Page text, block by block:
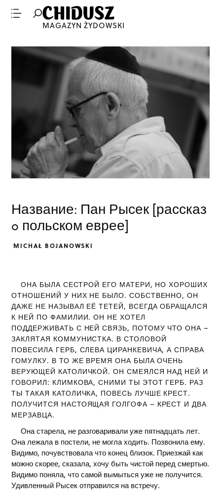
MAGAZYN ŻYDOWSKI
Название: Пан Рысек [рассказ
o польском еврее]
MICHAŁ BOJANOWSKI
ОНА БЫЛА СЕСТРОЙ ЕГО МАТЕРИ, НО ХОРОШИХ
ОТНОШЕНИЙ У НИХ НЕ БЫЛО. СОБСТВЕННО, ОН
ДАЖЕ НЕ НАЗЫВАЛ ЕЁ ТЕТЕЙ, ВСЕГДА ОБРАЩАЛСЯ
К НЕЙ ПО ФАМИЛИИ. ОН НЕ ХОТЕЛ
ПОДДЕРЖИВАТЬ С НЕЙ СВЯЗЬ, ПОТОМУ ЧТО ОНА –
ЗАКЛЯТАЯ КОММУНИСТКА. В СТОЛОВОЙ
ПОВЕСИЛА ГЕРБ, СЛЕВА ЦИРАНКЕВИЧА, А СПРАВА
ГОМУЛКУ. В ТО ЖЕ ВРЕМЯ ОНА БЫЛА ОЧЕНЬ
ВЕРУЮЩЕЙ КАТОЛИЧКОЙ. ОН СМЕЯЛСЯ НАД НЕЙ И
ГОВОРИЛ: КЛИМКОВА, СНИМИ ТЫ ЭТОТ ГЕРБ. РАЗ
ТЫ ТАКАЯ КАТОЛИЧКА, ПОВЕСЬ ЛУЧШЕ КРЕСТ.
ПОЛУЧИТСЯ НАСТОЯЩАЯ ГОЛГОФА – КРЕСТ И ДВА
МЕРЗАВЦА.
Она старела, не разговаривали уже пятнадцать лет.
Она лежала в постели, не могла ходить. Позвонила ему.
Видимо, почувствовала что конец близок. Приезжай как
можно скорее, сказала, хочу быть чистой перед смертью.
Видимо поняла, что самой вымыться уже не получится.
Удивленный Рысек отправился на встречу.